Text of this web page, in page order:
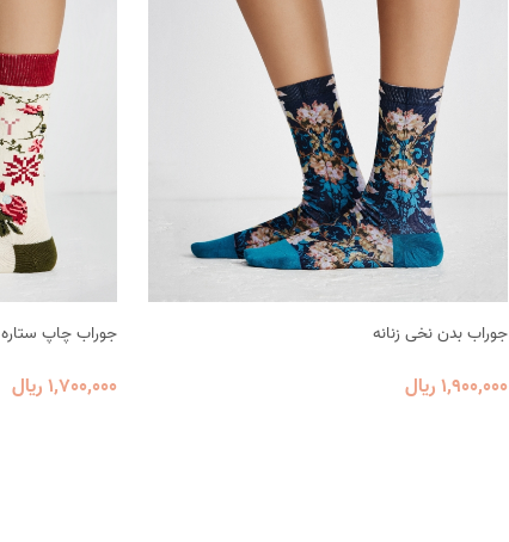
جوراب بدن نخی زنانه
1٬900٬000 ریال
جوراب چاپ ستاره
1٬700٬000 ریال